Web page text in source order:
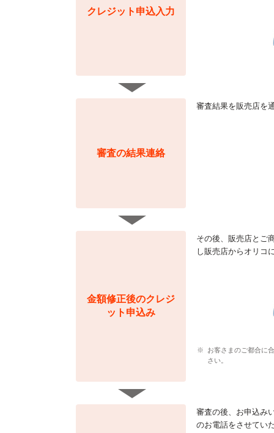
クレジット申込入力
審査の結果連絡
審査結果を販売店を
金額修正後のクレジ
ット申込み
その後、販売店とご
し販売店からオリコ
※
お客さまのご都合に
さい。
審査の後、お申込み
のお電話をさせてい